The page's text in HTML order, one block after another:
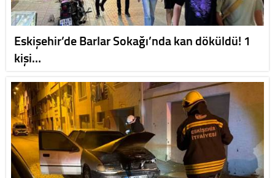
Eskişehir’de Barlar Sokağı’nda kan döküldü! 1
kişi…